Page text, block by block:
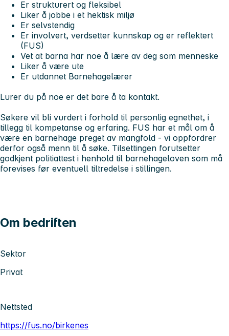
Er strukturert og fleksibel
Liker å jobbe i et hektisk miljø
Er selvstendig
Er involvert, verdsetter kunnskap og er reflektert
(FUS)
Vet at barna har noe å lære av deg som menneske
Liker å være ute
Er utdannet Barnehagelærer
Lurer du på noe er det bare å ta kontakt.
Søkere vil bli vurdert i forhold til personlig egnethet, i
tillegg til kompetanse og erfaring. FUS har et mål om å
være en barnehage preget av mangfold - vi oppfordrer
derfor også menn til å søke. Tilsettingen forutsetter
godkjent politiattest i henhold til barnehageloven som må
forevises før eventuell tiltredelse i stillingen.
Om bedriften
Sektor
Privat
Nettsted
https://fus.no/birkenes